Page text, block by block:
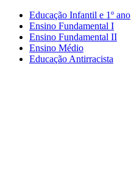
Educação Infantil e 1º ano
Ensino Fundamental I
Ensino Fundamental II
Ensino Médio
Educação Antirracista